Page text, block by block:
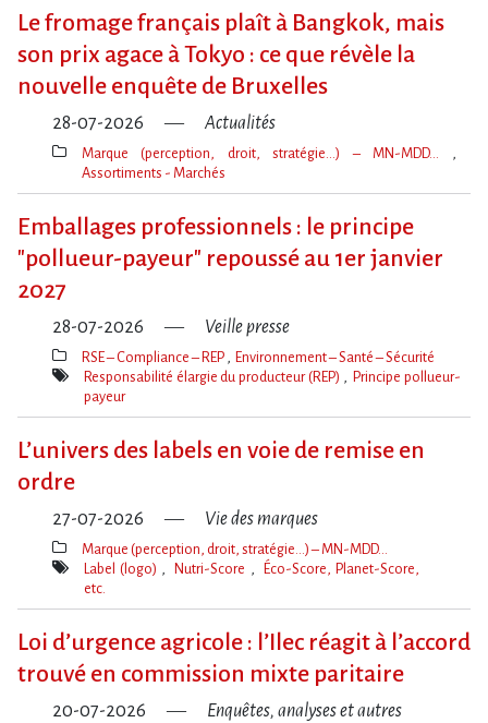
Le fromage français plaît à Bangkok, mais
son prix agace à Tokyo : ce que révèle la
nouvelle enquête de Bruxelles
28-07-2026 Actualités
Thèmes(s)
Marque (perception, droit, stratégie…) – MN-MDD…
Assortiments - Marchés
Emballages professionnels : le principe
"pollueur-payeur" repoussé au 1er janvier
2027
28-07-2026 Veille presse
Thèmes(s)
RSE – Compliance – REP Environnement – Santé – Sécurité
Mot(s)-
Responsabilité élargie du producteur (REP)
Principe pollueur-
payeur
L’univers des labels en voie de remise en
ordre
27-07-2026 Vie des marques
Thèmes(s)
Marque (perception, droit, stratégie…) – MN-MDD…
Mot(s)-
Label (logo) Nutri-Score
Éco-Score, Planet-Score,
etc.
Loi d​‌’urgence agricole : l​‌’Ilec réagit à l​‌’accord
trouvé en commission mixte paritaire
20-07-2026
Enquêtes, analyses et autres